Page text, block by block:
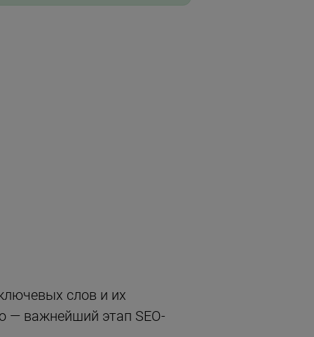
слов и их
— важнейший этап SEO-